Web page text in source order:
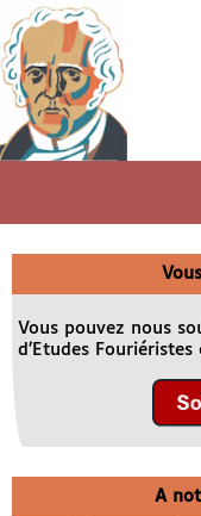
Vous pouvez nous
d’Etudes
A